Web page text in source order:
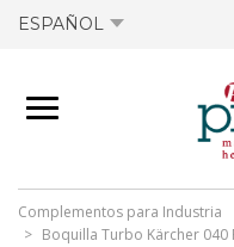
ESPAÑOL
PRODUCTOS
TIENDA
Complementos para Industria
Boquilla Turbo Kärcher